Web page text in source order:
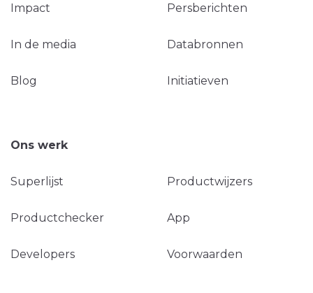
Impact Persberichten
In de media Databronnen
Blog Initiatieven
Ons werk
Superlijst Productwijzers
Productchecker App
Developers Voorwaarden